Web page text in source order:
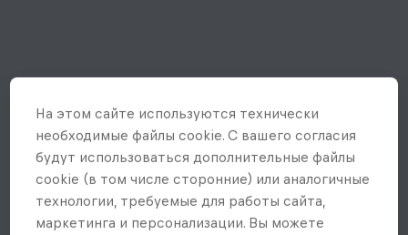
На этом сайте иcпользуются технически
необходимые файлы cookie. С вашего согласия
будут использоваться дополнительные файлы
cookie (в том числе сторонние) или аналогичные
технологии, требуемые для работы сайта,
маркетинга и персонализации. Вы можете